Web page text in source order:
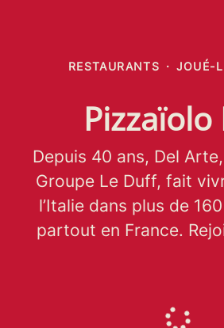
RESTAURANTS · JOUÉ-
Pizzaïolo
Depuis 40 ans, Del
Groupe Le Duff, fait
l’Italie dans plus de
partout en France.